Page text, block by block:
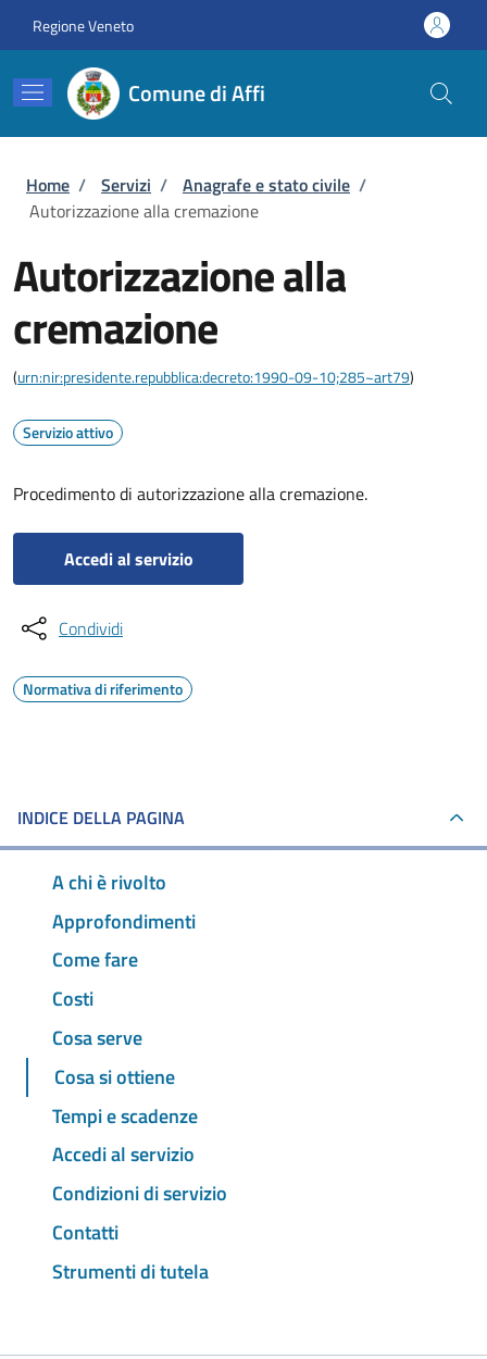
Regione Veneto
Comune di Affi
Briciole di pane
Home / Servizi / Anagrafe e stato civile /
Autorizzazione alla cremazione
Autorizzazione alla
cremazione
(urn:nir:presidente.repubblica:decreto:1990-09-10;285~art79)
Servizio attivo
Procedimento di autorizzazione alla cremazione.
Accedi al servizio
Condividi
Normativa di riferimento
INDICE DELLA PAGINA
A chi è rivolto
Approfondimenti
Come fare
Costi
Cosa serve
Cosa si ottiene
Tempi e scadenze
Accedi al servizio
Condizioni di servizio
Contatti
Strumenti di tutela